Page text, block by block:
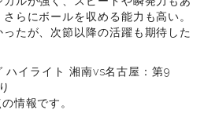
らにボールを収める能力も高い。
たが、次節以降の活躍も期待した
ハイライト 湘南vs名古屋：第9
情報です。